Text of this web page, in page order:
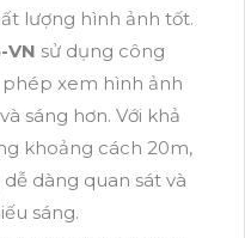
lượng hình ảnh tốt.
VN sử dụng công
xem hình ảnh
sáng hơn. Với khả
khoảng cách 20m,
dàng quan sát và
sáng.